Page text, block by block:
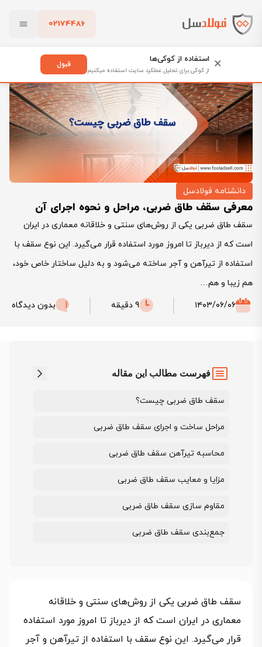
02174486
پاک کردن
فولادسل
معرفی سقف طاق ضربی، مراحل و نحوه اجرای آن
دانشنامه فولادسل
معرفی سقف طاق ضربی، مراحل و نحوه اجرای آن
سقف طاق ضربی یکی از روش‌های سنتی و خلاقانه معماری در ایران
است که از دیرباز تا امروز مورد استفاده قرار می‌گیرد. این نوع سقف با
استفاده از تیرآهن و آجر ساخته می‌شود و به دلیل ساختار خاص خود،
هم زیبا و هم…
۱۴۰۳/۰۶/۰۶
9 دقیقه بدون دیدگاه
فهرست مطالب این مقاله
سقف طاق ضربی چیست؟
مراحل ساخت و اجرای سقف طاق ضربی
محاسبه تیرآهن سقف طاق ضربی
مزایا و معایب سقف طاق ضربی
مقاوم سازی سقف طاق ضربی
جمع‌بندی سقف طاق ضربی
سقف طاق ضربی یکی از روش‌های سنتی و خلاقانه
معماری در ایران است که از دیرباز تا امروز مورد استفاده
قرار می‌گیرد. این نوع سقف با استفاده از تیرآهن و آجر
× استفاده از کوکی‌ها
از کوکی برای تحلیل عملکرد سایت استفاده میکنیم
قبول